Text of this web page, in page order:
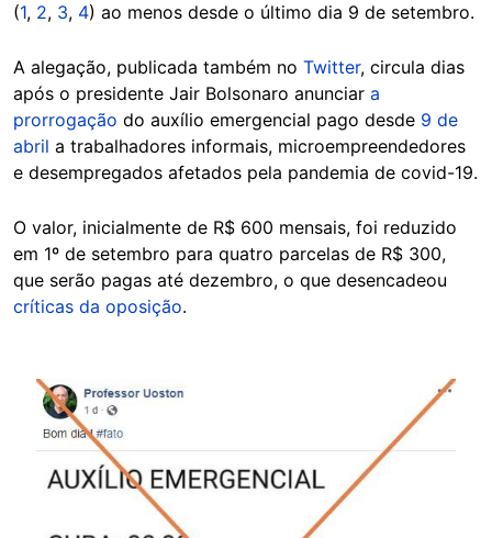
(1, 2, 3, 4) ao menos desde o último dia 9 de setembro.
A alegação, publicada também no Twitter, circula dias
após o presidente Jair Bolsonaro anunciar a
prorrogação do auxílio emergencial pago desde 9 de
abril a trabalhadores informais, microempreendedores
e desempregados afetados pela pandemia de covid-19.
O valor, inicialmente de R$ 600 mensais, foi reduzido
em 1º de setembro para quatro parcelas de R$ 300,
que serão pagas até dezembro, o que desencadeou
críticas da oposição.
Image